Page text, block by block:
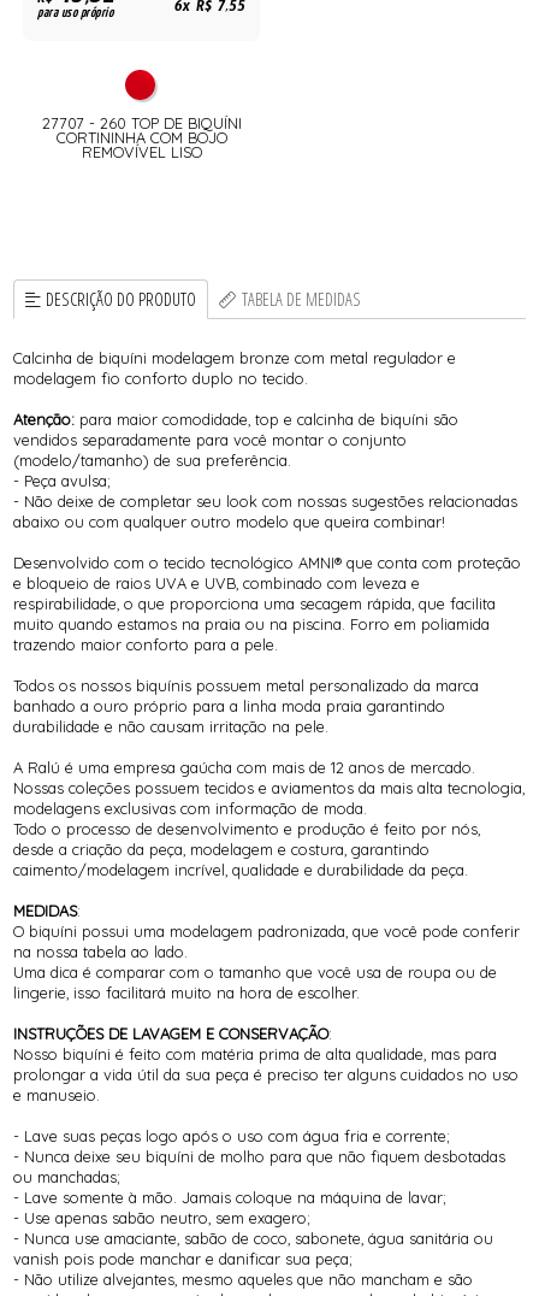
para uso próprio 6x R$ 7,55
27707 - 260 TOP DE BIQUÍNI
CORTININHA COM BOJO
REMOVÍVEL LISO
DESCRIÇÃO DO PRODUTO TABELA DE MEDIDAS
Calcinha de biquíni modelagem bronze com metal regulador e
modelagem fio conforto duplo no tecido.
Atenção: para maior comodidade, top e calcinha de biquíni são
vendidos separadamente para você montar o conjunto
(modelo/tamanho) de sua preferência.
- Peça avulsa;
- Não deixe de completar seu look com nossas sugestões relacionadas
abaixo ou com qualquer outro modelo que queira combinar!
Desenvolvido com o tecido tecnológico AMNI® que conta com proteção
e bloqueio de raios UVA e UVB, combinado com leveza e
respirabilidade, o que proporciona uma secagem rápida, que facilita
muito quando estamos na praia ou na piscina. Forro em poliamida
trazendo maior conforto para a pele.
Todos os nossos biquínis possuem metal personalizado da marca
banhado a ouro próprio para a linha moda praia garantindo
durabilidade e não causam irritação na pele.
A Ralú é uma empresa gaúcha com mais de 12 anos de mercado.
Nossas coleções possuem tecidos e aviamentos da mais alta tecnologia,
modelagens exclusivas com informação de moda.
Todo o processo de desenvolvimento e produção é feito por nós,
desde a criação da peça, modelagem e costura, garantindo
caimento/modelagem incrível, qualidade e durabilidade da peça.
MEDIDAS:
O biquíni possui uma modelagem padronizada, que você pode conferir
na nossa tabela ao lado.
Uma dica é comparar com o tamanho que você usa de roupa ou de
lingerie, isso facilitará muito na hora de escolher.
INSTRUÇÕES DE LAVAGEM E CONSERVAÇÃO:
Nosso biquíni é feito com matéria prima de alta qualidade, mas para
prolongar a vida útil da sua peça é preciso ter alguns cuidados no uso
e manuseio.
- Lave suas peças logo após o uso com água fria e corrente;
- Nunca deixe seu biquíni de molho para que não fiquem desbotadas
ou manchadas;
- Lave somente à mão. Jamais coloque na máquina de lavar;
- Use apenas sabão neutro, sem exagero;
- Nunca use amaciante, sabão de coco, sabonete, água sanitária ou
vanish pois pode manchar e danificar sua peça;
- Não utilize alvejantes, mesmo aqueles que não mancham e são